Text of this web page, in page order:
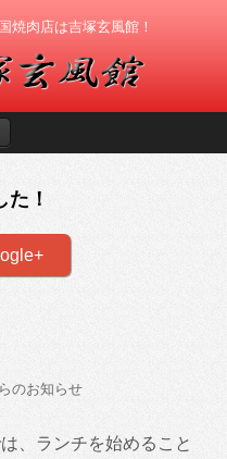
焼肉店は吉塚玄風館！
！
のお知らせ
、ランチを始めること